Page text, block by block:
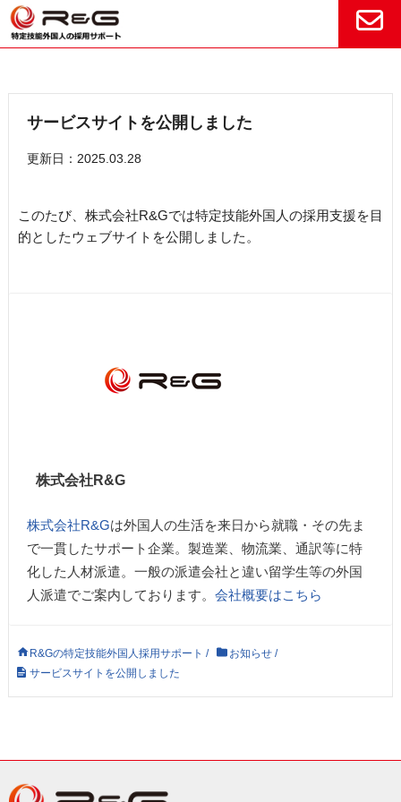
サービスサイトを公開しました
更新日：2025.03.28
このたび、株式会社R&Gでは特定技能外国人の採用支援を目
的としたウェブサイトを公開しました。
株式会社R&G
株式会社R&Gは外国人の生活を来日から就職・その先ま
で一貫したサポート企業。製造業、物流業、通訳等に特
化した人材派遣。一般の派遣会社と違い留学生等の外国
人派遣でご案内しております。 会社概要はこちら
R&Gの特定技能外国人採用サポート / お知らせ/
サービスサイトを公開しました